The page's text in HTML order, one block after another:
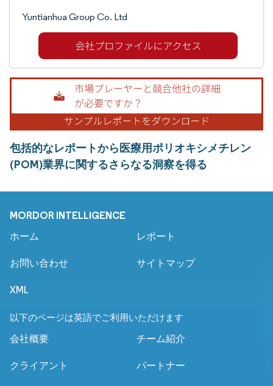
Yuntianhua Group Co. Ltd
包括的なレポートから医療用ポリオキシメチレン
(POM)業界に関するさらなる洞察を得る
MORDOR INTELLIGENCE
ホーム レポート
お問い合わせ サイトマップ
XML
以下のページは英語でご利用いただけます
会社概要 チーム紹介
クライアント パートナー